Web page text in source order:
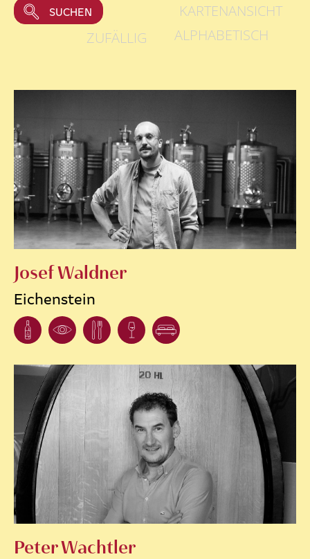
KARTENANSICHT
ALPHABETISCH
ZUFÄLLIG
Josef Waldner
Eichenstein
Peter Wachtler